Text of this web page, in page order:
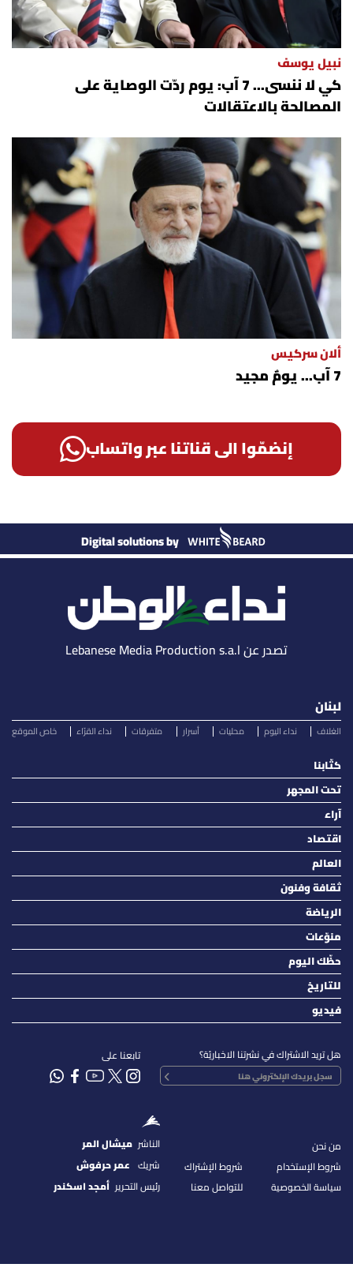
نبيل يوسف
كي لا ننسى... 7 آب: يوم ردّت الوصاية على
المصالحة بالاعتقالات
ألان سركيس
7 آب... يومٌ مجيد
إنضمّوا الى قناتنا عبر واتساب
Digital solutions by
تصدر عن Lebanese Media Production s.a.l
لبنان
الغلاف نداء اليوم محليات أسرار متفرقات نداء القرّاء خاص الموقع
كتّابنا
تحت المجهر
آراء
اقتصاد
العالم
ثقافة وفنون
الرياضة
منوّعات
حظّك اليوم
للتاريخ
فيديو
هل تريد الاشتراك في نشرتنا الاخباريّة؟ تابعنا على
من نحن
شروط الإستخدام
سياسة الخصوصية
شروط الإشتراك
للتواصل معنا
الناشر ميشال المر
شريك عمر حرفوش
رئيس التحرير أمجد اسكندر